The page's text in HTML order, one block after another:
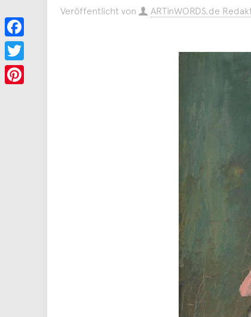
Veröffentlicht von ARTinWORDS.de
Facebook
Twitter